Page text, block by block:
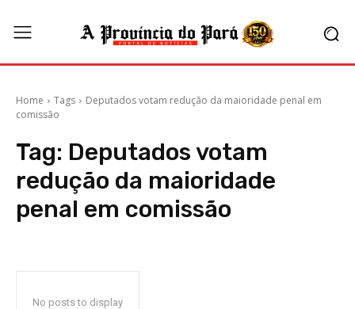
Home Tags
Deputados votam redução da maioridade penal em
comissão
Tag: Deputados votam
redução da maioridade
penal em comissão
No posts to display